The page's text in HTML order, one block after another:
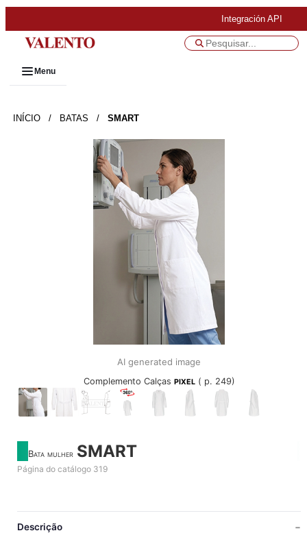
Integración API
Menu
INÍCIO / BATAS / SMART
AI generated image
Complemento Calças PIXEL( p. 249)
Bata mulher SMART
Página do catálogo 319
Descrição